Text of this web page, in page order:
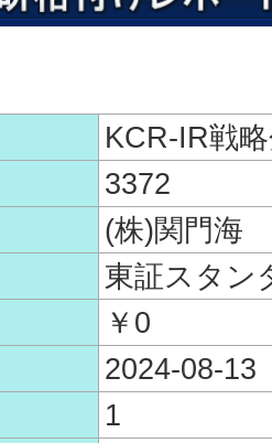
KCR-IR戦
3372
(株)関門海
東証スタン
￥0
2024-08-13
1